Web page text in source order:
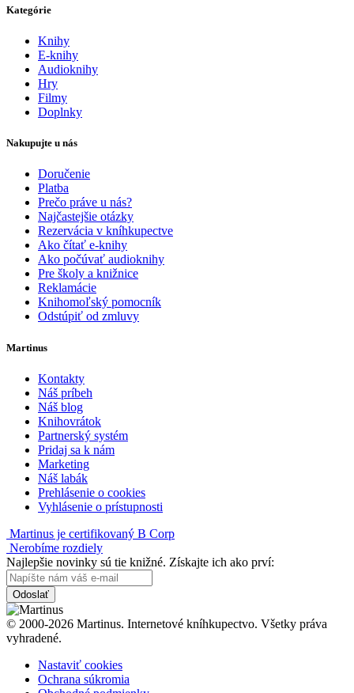
Kategórie
Knihy
E-knihy
Audioknihy
Hry
Filmy
Doplnky
Nakupujte u nás
Doručenie
Platba
Prečo práve u nás?
Najčastejšie otázky
Rezervácia v kníhkupectve
Ako čítať e-knihy
Ako počúvať audioknihy
Pre školy a knižnice
Reklamácie
Knihomoľský pomocník
Odstúpiť od zmluvy
Martinus
Kontakty
Náš príbeh
Náš blog
Knihovrátok
Partnerský systém
Pridaj sa k nám
Marketing
Náš labák
Prehlásenie o cookies
Vyhlásenie o prístupnosti
Martinus je certifikovaný B Corp
Nerobíme rozdiely
Najlepšie novinky sú tie knižné. Získajte ich ako prví:
Odoslať
© 2000-2026 Martinus. Internetové kníhkupectvo. Všetky práva
vyhradené.
Nastaviť cookies
Ochrana súkromia